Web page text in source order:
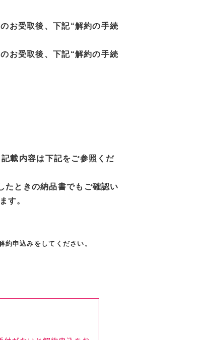
お受取後、下記“解約の手続
お受取後、下記“解約の手続
載内容は下記をご参照くだ
たときの納品書でもご確認い
す。
申込みをしてください。